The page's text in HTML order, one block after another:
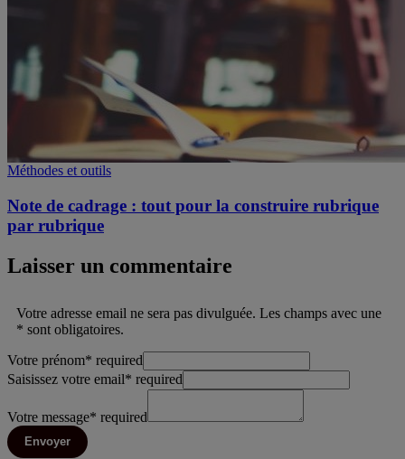
Méthodes et outils
Note de cadrage : tout pour la construire rubrique
par rubrique
Laisser un commentaire
Votre adresse email ne sera pas divulguée. Les champs avec une
* sont obligatoires.
Votre prénom* required
Saisissez votre email* required
Votre message* required
Envoyer